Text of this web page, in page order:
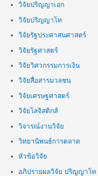
วิจัยปริญญาเอก
วิจัยปริญญาโท
วิจัยรัฐประศาสนศาสตร์
วิจัยรัฐศาสตร์
วิจัยวิศวกรรมการเงิน
วิจัยสื่อสารมวลชน
วิจัยเศรษฐศาสตร์
วิจัยโลจิสติกส์
วิจารณ์งานวิจัย
วิทยานิพนธ์การตลาด
หัวข้อวิจัย
อภิปรายผลวิจัย ปริญญาโท